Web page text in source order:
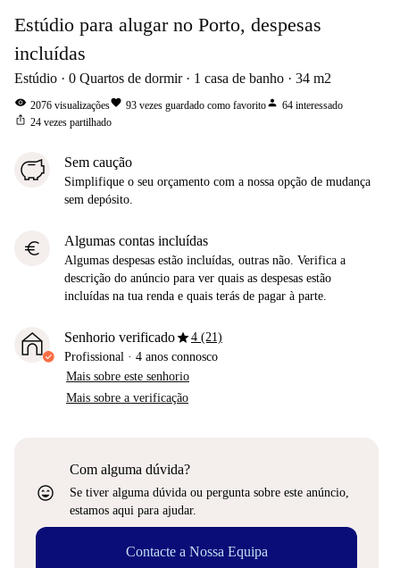
Estúdio para alugar no Porto, despesas
incluídas
Estúdio 0 Quartos de dormir 1 casa de banho 34 m2
visibility 2076 visualizaçõesfavorite 93 vezes guardado como favoritoperson 64 interessado
ios_share 24 vezes partilhado
Sem caução
Simplifique o seu orçamento com a nossa opção de mudança
sem depósito.
euro Algumas contas incluídas
Algumas despesas estão incluídas, outras não. Verifica a
descrição do anúncio para ver quais as despesas estão
incluídas na tua renda e quais terás de pagar à parte.
Senhorio verificadostar4 (21)
Profissional · 4 anos connosco
Mais sobre este senhorio
Mais sobre a verificação
sentiment_very_satisfied
Com alguma dúvida?
Se tiver alguma dúvida ou pergunta sobre este anúncio,
estamos aqui para ajudar.
Contacte a Nossa Equipa